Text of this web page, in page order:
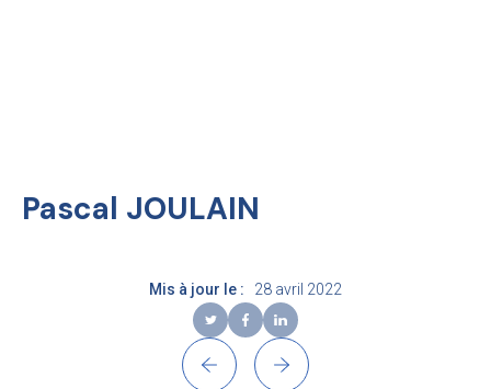
Pascal JOULAIN
Mis à jour le : 28 avril 2022